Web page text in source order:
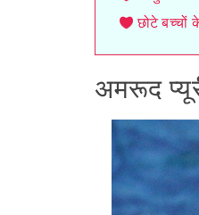
छोटे बच्चों
अमरूद